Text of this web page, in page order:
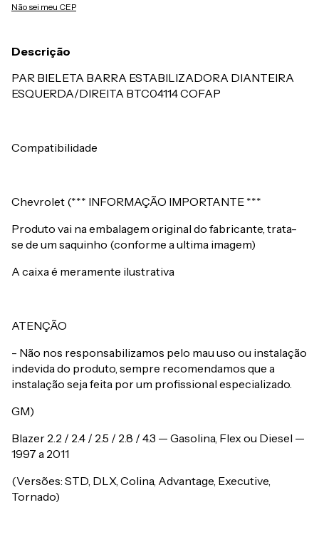
Não sei meu CEP
Descrição
PAR BIELETA BARRA ESTABILIZADORA DIANTEIRA
ESQUERDA/DIREITA BTC04114 COFAP
Compatibilidade
Chevrolet (*** INFORMAÇÃO IMPORTANTE ***
Produto vai na embalagem original do fabricante, trata-
se de um saquinho (conforme a ultima imagem)
A caixa é meramente ilustrativa
ATENÇÃO
- Não nos responsabilizamos pelo mau uso ou instalação
indevida do produto, sempre recomendamos que a
instalação seja feita por um profissional especializado.
GM)
Blazer 2.2 / 2.4 / 2.5 / 2.8 / 4.3 — Gasolina, Flex ou Diesel —
1997 a 2011
(Versões: STD, DLX, Colina, Advantage, Executive,
Tornado)